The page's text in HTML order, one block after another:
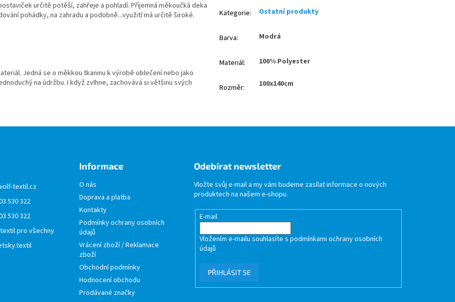
určitě potěší, zahřeje a pohladí. Příjemná měkoučká deka
pohádky, na zahradu a podobně...využití má určitě široké.
Jedná se o měkkou tkaninu k výrobě oblečení nebo jako
na údržbu.I když zvlhne, zachovává si většinu svých
Kategorie: Ostatní produkty
Barva: Modrá
Materiál: 100% Polyester
Rozměr: 100x140cm
textil.cz
530 322
530 322
pro všechny
Informace
O nás
Doprava a platba
Kontakty
Podmínky ochrany osobních
údajů
Vrácení zboží / Reklamace
zboží
Obchodní podmínky
Hodnocení obchodu
Prodávané značky
Odebírat newsletter
Vložte svůj e-mail a my vám budeme zasílat informace o nových
produktech na našem e-shopu.
E-mail
Vložením e-mailu souhlasíte spodmínkami ochrany osobních
údajů
PŘIHLÁSIT SE